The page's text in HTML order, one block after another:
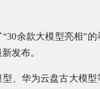
余款大模型亮相”的
发布。
、华为云盘古大模型